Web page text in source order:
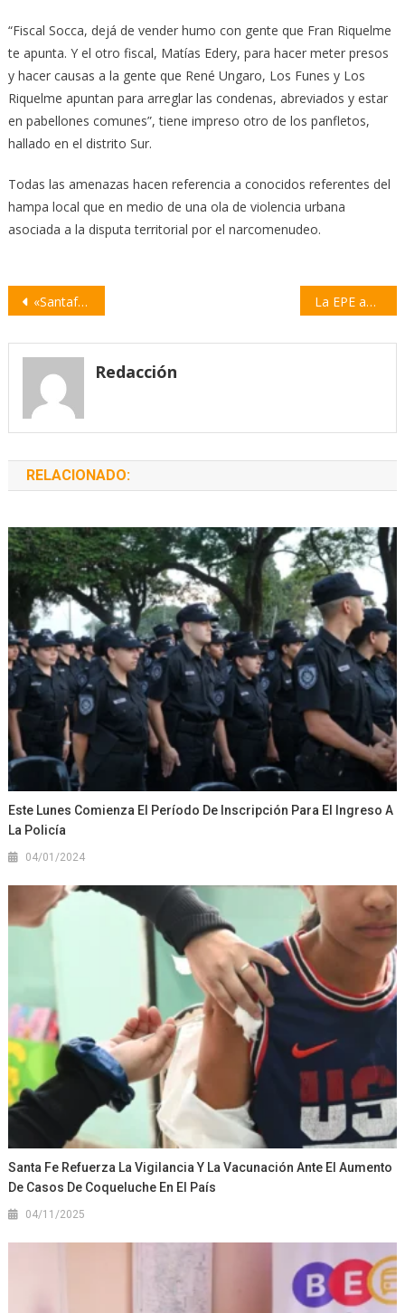
“Fiscal Socca, dejá de vender humo con gente que Fran Riquelme
te apunta. Y el otro fiscal, Matías Edery, para hacer meter presos
y hacer causas a la gente que René Ungaro, Los Funes y Los
Riquelme apuntan para arreglar las condenas, abreviados y estar
en pabellones comunes”, tiene impreso otro de los panfletos,
hallado en el distrito Sur.
Todas las amenazas hacen referencia a conocidos referentes del
hampa local que en medio de una ola de violencia urbana
asociada a la disputa territorial por el narcomenudeo.
Navegación
entradas
«Santafesinazo» de Orlando Veracruz y Diego Zalazar en el Auditorio de la UOM La EPE anunció el nuevo cuadro tarifario tras la quita de subsidios
Redacción
RELACIONADO:
Este Lunes Comienza El Período De Inscripción Para El Ingreso A
La Policía
04/01/2024
Santa Fe Refuerza La Vigilancia Y La Vacunación Ante El Aumento
De Casos De Coqueluche En El País
04/11/2025